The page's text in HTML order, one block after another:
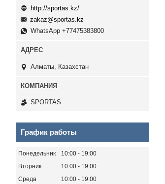
http://sportas.kz/
zakaz@sportas.kz
WhatsApp +77475383800
Алматы, Казахстан
SPORTAS
График работы
Понедельник 10:00
19:00
Вторник
10:00
19:00
Среда
10:00
19:00